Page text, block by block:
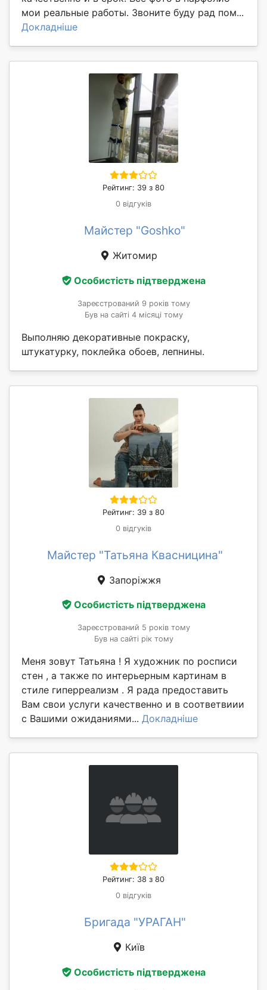
мои реальные работы. Звоните буду рад пом...
Докладніше
Рейтинг: 39 з 80
0 відгуків
Майстер "Goshko"
Житомир
Особистість підтверджена
Зареєстрований 9 років тому
Був на сайті 4 місяці тому
Выполняю декоративные покраску,
штукатурку, поклейка обоев, лепнины.
Рейтинг: 39 з 80
0 відгуків
Майстер "Татьяна Квасницина"
Запоріжжя
Особистість підтверджена
Зареєстрований 5 років тому
Був на сайті рік тому
Меня зовут Татьяна ! Я художник по росписи
стен , а также по интерьерным картинам в
стиле гиперреализм . Я рада предоставить
Вам свои услуги качественно и в соответвиии
с Вашими ожиданиями... Докладніше
Рейтинг: 38 з 80
0 відгуків
Бригада "УРАГАН"
Київ
Особистість підтверджена